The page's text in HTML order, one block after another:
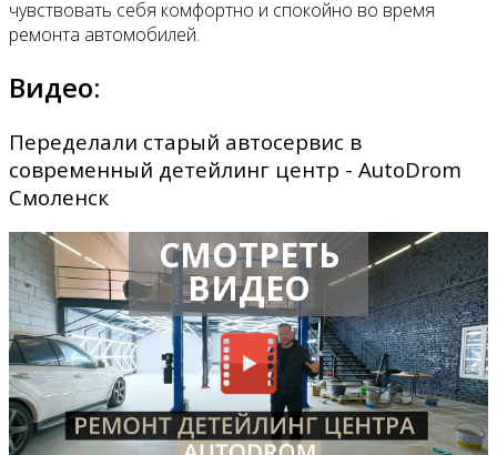
чувствовать себя комфортно и спокойно во время
ремонта автомобилей.
Видео:
Переделали старый автосервис в
современный детейлинг центр - AutoDrom
Смоленск
СМОТРЕТЬ
ВИДЕО